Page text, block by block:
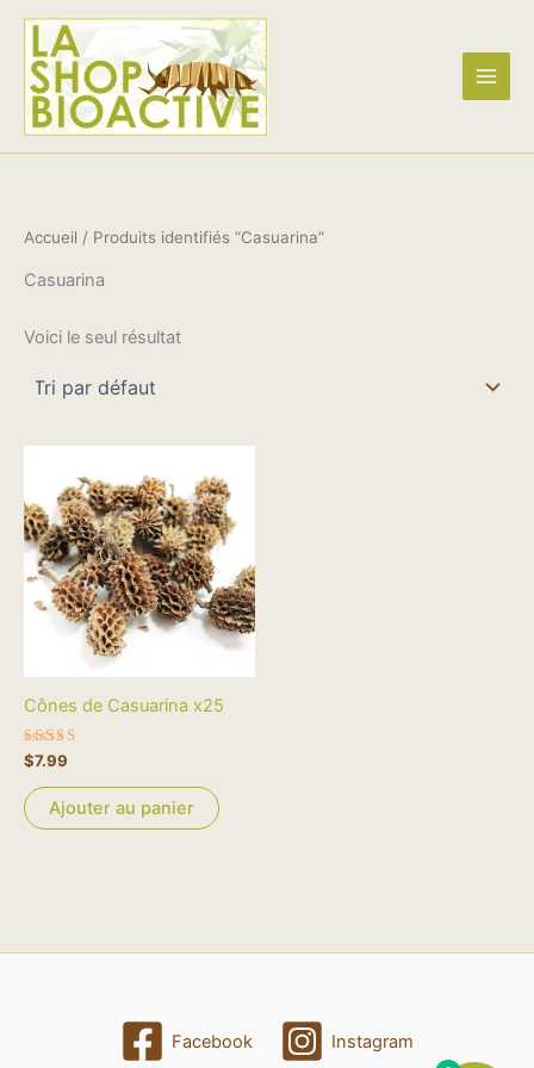
Nous ne chargeons aucunes taxes !
Aller
contenu
Accueil / Produits identifiés “Casuarina”
Casuarina
Voici le seul résultat
Cônes de Casuarina x25
Note
5.00
sur 5
$7.99
Ajouter au panier
Facebook Instagram